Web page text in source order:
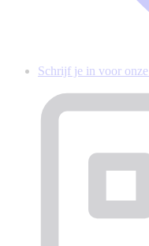
Schrijf je in voor